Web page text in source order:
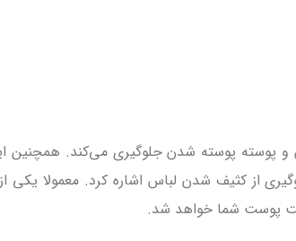
و پوسته پوسته شدن جلوگیری می‌کند.
از کثیف شدن لباس اشاره کرد. معمولا یکی
پوست شما خواهد شد.